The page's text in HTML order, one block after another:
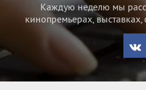
Каждую неделю мы
кинопремьерах, выставках,